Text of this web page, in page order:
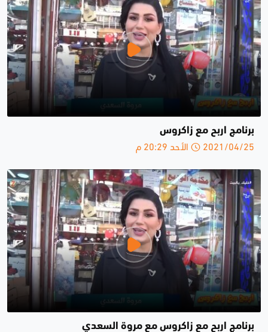
برنامج اربح مع زاكروس
2021/04/25 الأحد 20:29 م
برنامج اربح مع زاكروس مع مروة السعدي